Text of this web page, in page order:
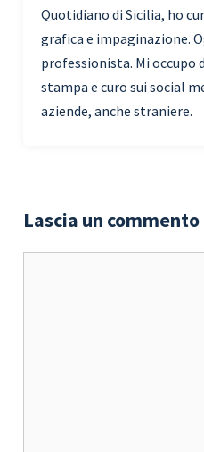
Quotidiano di Sicilia, ho
grafica e impaginazione.
professionista. Mi occupo
stampa e curo sui social
aziende, anche straniere.
Lascia un commento